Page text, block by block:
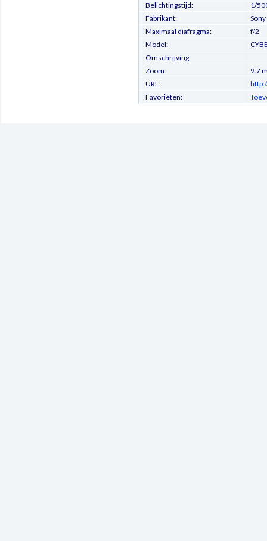
Belichtingstijd:
1/
Fabrikant:
Sony
Maximaal diafragma:
f/2
Model:
Omschrijving:
Zoom:
9.7
URL:
Favorieten: